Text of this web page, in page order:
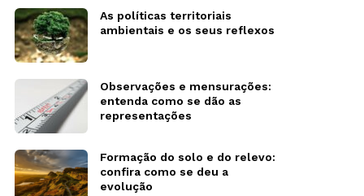
As políticas territoriais
ambientais e os seus reflexos
Observações e mensurações:
entenda como se dão as
representações
Formação do solo e do relevo:
confira como se deu a
evolução